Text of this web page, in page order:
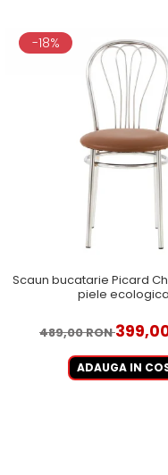
-18%
Scaun bucatarie Picard
piele ecologica
489,00 RON
ADAUGA IN